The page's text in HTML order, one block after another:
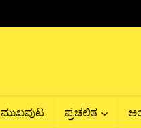
ಮುಖಪುಟ ಪ್ರಚಲಿತ